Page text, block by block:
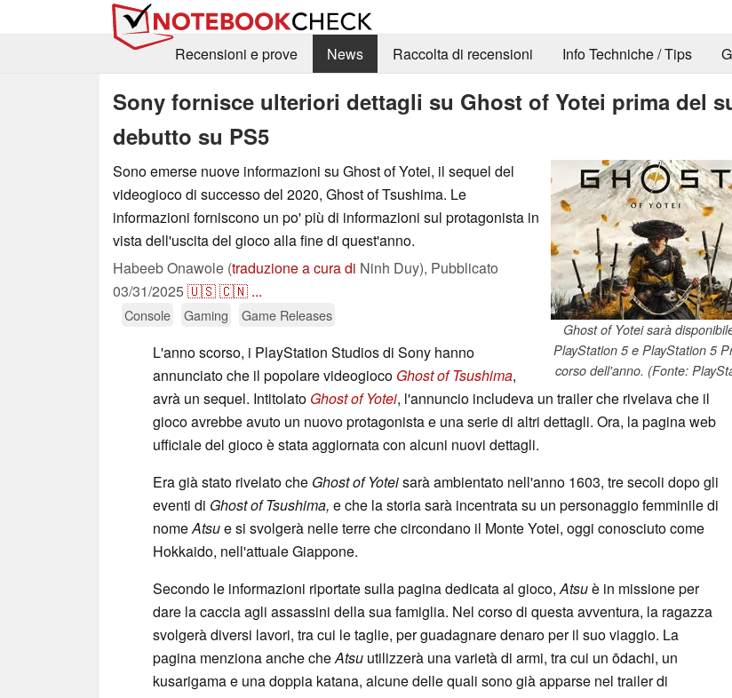
Recensioni e prove
News Raccolta di recensioni Info Techniche / Tips
Sony fornisce ulteriori dettagli su Ghost of Yotei prima del
debutto su PS5
Ghost of Yotei sarà
PlayStation 5 e PlayStation 5
corso dell'anno. (Fonte:
Sono emerse nuove informazioni su Ghost of Yotei, il sequel del
videogioco di successo del 2020, Ghost of Tsushima. Le
informazioni forniscono un po' più di informazioni sul protagonista in
vista dell'uscita del gioco alla fine di quest'anno.
Habeeb Onawole (traduzione a cura di Ninh Duy), Pubblicato
03/31/2025🇺🇸🇨🇳 ...
Console Gaming Game Releases
L'anno scorso, i PlayStation Studios di Sony hanno
annunciato che il popolare videogioco Ghost of Tsushima,
avrà un sequel. Intitolato Ghost of Yotei, l'annuncio includeva un trailer che rivelava che il
gioco avrebbe avuto un nuovo protagonista e una serie di altri dettagli. Ora, la pagina web
ufficiale del gioco è stata aggiornata con alcuni nuovi dettagli.
Era già stato rivelato che Ghost of Yoteisarà ambientato nell'anno 1603, tre secoli dopo gli
eventi di Ghost of Tsushima, e che la storia sarà incentrata su un personaggio femminile di
nomeAtsue si svolgerà nelle terre che circondano il Monte Yotei, oggi conosciuto come
Hokkaido, nell'attuale Giappone.
Secondo le informazioni riportate sulla pagina dedicata al gioco,Atsuè in missione per
dare la caccia agli assassini della sua famiglia. Nel corso di questa avventura, la ragazza
svolgerà diversi lavori, tra cui le taglie, per guadagnare denaro per il suo viaggio. La
pagina menziona anche cheAtsu utilizzerà una varietà di armi, tra cui un ōdachi, un
kusarigama e una doppia katana, alcune delle quali sono già apparse nel trailer di